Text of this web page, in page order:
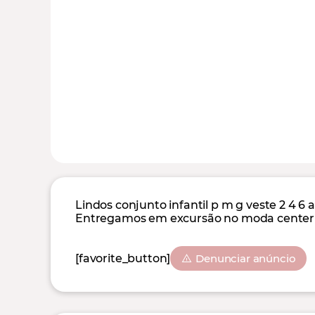
Lindos conjunto infantil p m g veste 2 4 6
Entregamos em excursão no moda center
[favorite_button] Denunciar anúncio